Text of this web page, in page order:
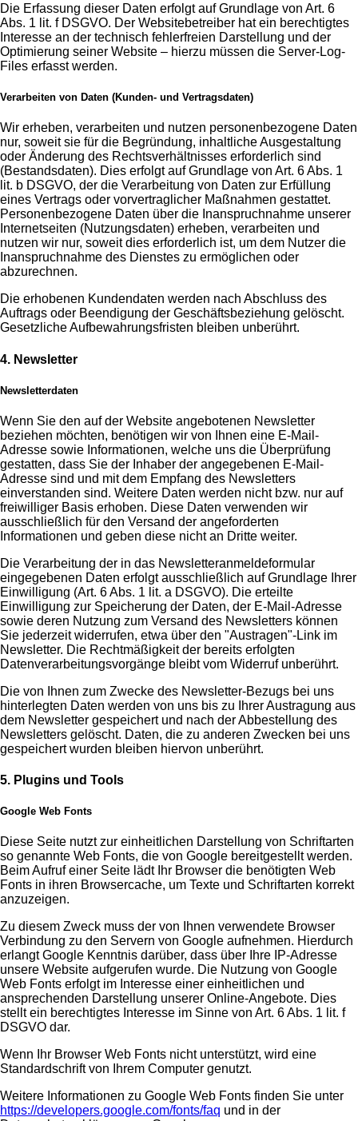
Die Erfassung dieser Daten erfolgt auf Grundlage von Art. 6
Abs. 1 lit. f DSGVO. Der Websitebetreiber hat ein berechtigtes
Interesse an der technisch fehlerfreien Darstellung und der
Optimierung seiner Website – hierzu müssen die Server-Log-
Files erfasst werden.
Verarbeiten von Daten (Kunden- und Vertragsdaten)
Wir erheben, verarbeiten und nutzen personenbezogene Daten
nur, soweit sie für die Begründung, inhaltliche Ausgestaltung
oder Änderung des Rechtsverhältnisses erforderlich sind
(Bestandsdaten). Dies erfolgt auf Grundlage von Art. 6 Abs. 1
lit. b DSGVO, der die Verarbeitung von Daten zur Erfüllung
eines Vertrags oder vorvertraglicher Maßnahmen gestattet.
Personenbezogene Daten über die Inanspruchnahme unserer
Internetseiten (Nutzungsdaten) erheben, verarbeiten und
nutzen wir nur, soweit dies erforderlich ist, um dem Nutzer die
Inanspruchnahme des Dienstes zu ermöglichen oder
abzurechnen.
Die erhobenen Kundendaten werden nach Abschluss des
Auftrags oder Beendigung der Geschäftsbeziehung gelöscht.
Gesetzliche Aufbewahrungsfristen bleiben unberührt.
4. Newsletter
Newsletterdaten
Wenn Sie den auf der Website angebotenen Newsletter
beziehen möchten, benötigen wir von Ihnen eine E-Mail-
Adresse sowie Informationen, welche uns die Überprüfung
gestatten, dass Sie der Inhaber der angegebenen E-Mail-
Adresse sind und mit dem Empfang des Newsletters
einverstanden sind. Weitere Daten werden nicht bzw. nur auf
freiwilliger Basis erhoben. Diese Daten verwenden wir
ausschließlich für den Versand der angeforderten
Informationen und geben diese nicht an Dritte weiter.
Die Verarbeitung der in das Newsletteranmeldeformular
eingegebenen Daten erfolgt ausschließlich auf Grundlage Ihrer
Einwilligung (Art. 6 Abs. 1 lit. a DSGVO). Die erteilte
Einwilligung zur Speicherung der Daten, der E-Mail-Adresse
sowie deren Nutzung zum Versand des Newsletters können
Sie jederzeit widerrufen, etwa über den "Austragen"-Link im
Newsletter. Die Rechtmäßigkeit der bereits erfolgten
Datenverarbeitungsvorgänge bleibt vom Widerruf unberührt.
Die von Ihnen zum Zwecke des Newsletter-Bezugs bei uns
hinterlegten Daten werden von uns bis zu Ihrer Austragung aus
dem Newsletter gespeichert und nach der Abbestellung des
Newsletters gelöscht. Daten, die zu anderen Zwecken bei uns
gespeichert wurden bleiben hiervon unberührt.
5. Plugins und Tools
Google Web Fonts
Diese Seite nutzt zur einheitlichen Darstellung von Schriftarten
so genannte Web Fonts, die von Google bereitgestellt werden.
Beim Aufruf einer Seite lädt Ihr Browser die benötigten Web
Fonts in ihren Browsercache, um Texte und Schriftarten korrekt
anzuzeigen.
Zu diesem Zweck muss der von Ihnen verwendete Browser
Verbindung zu den Servern von Google aufnehmen. Hierdurch
erlangt Google Kenntnis darüber, dass über Ihre IP-Adresse
unsere Website aufgerufen wurde. Die Nutzung von Google
Web Fonts erfolgt im Interesse einer einheitlichen und
ansprechenden Darstellung unserer Online-Angebote. Dies
stellt ein berechtigtes Interesse im Sinne von Art. 6 Abs. 1 lit. f
DSGVO dar.
Wenn Ihr Browser Web Fonts nicht unterstützt, wird eine
Standardschrift von Ihrem Computer genutzt.
Weitere Informationen zu Google Web Fonts finden Sie unter
https://developers.google.com/fonts/faq und in der